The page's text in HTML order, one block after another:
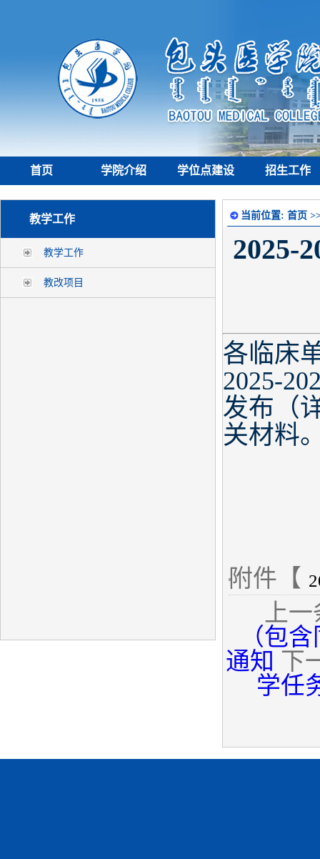
首页 学院介绍 学位点建设 招生工作
教学工作
教学工作
教改项目
当前位置: 首页
2025-
各临床
2025-
发布（
关材料
附件【
上
（包
通知 下
学任